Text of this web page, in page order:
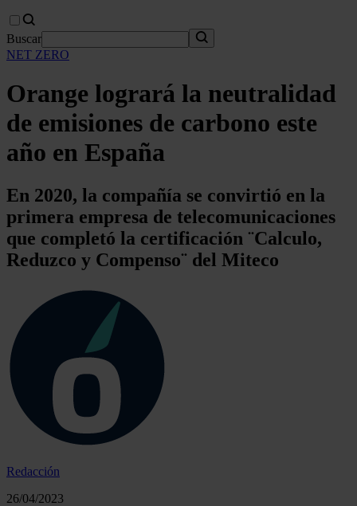
Buscar
NET ZERO
Orange logrará la neutralidad
de emisiones de carbono este
año en España
En 2020, la compañía se convirtió en la
primera empresa de telecomunicaciones
que completó la certificación ¨Calculo,
Reduzco y Compenso¨ del Miteco
Redacción
26/04/2023